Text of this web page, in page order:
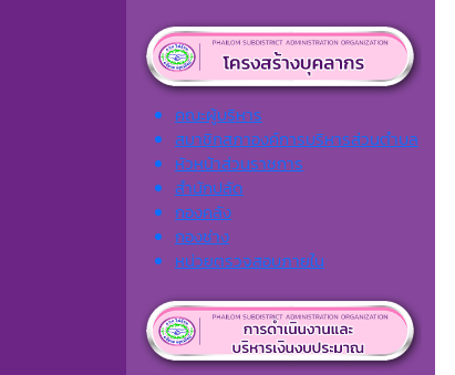
คณะผู้บริหาร
สมาชิกสภาองค์การบริหารส่วนตำบล
หัวหน้าส่วนราชการ
สำนักปลัด
กองคลัง
กองช่าง
หน่วยตรวจสอบภายใน